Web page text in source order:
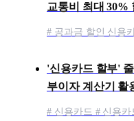
교통비 최대 30%
# 공과금 할인 신용
'신용카드 할부'
부이자 계산기 활
# 신용카드 # 신용카